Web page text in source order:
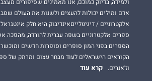
ולמידה, בדיוק כמוכם, אנו מאמינים שסיפורים
אדם ומילים יכולות להעצים ולשנות את העולם
אלקטרוניים / דיגיטלייםאינדיבוק היא חלק
ספרים אלקטרוניים בשפה עברית להורדה,
הספרים בפני המון סופרים וסופרות חדשים
הקוראים הישראלים לעוד מבחר עצום ומרתק של
וז'אנרים.
קרא עוד